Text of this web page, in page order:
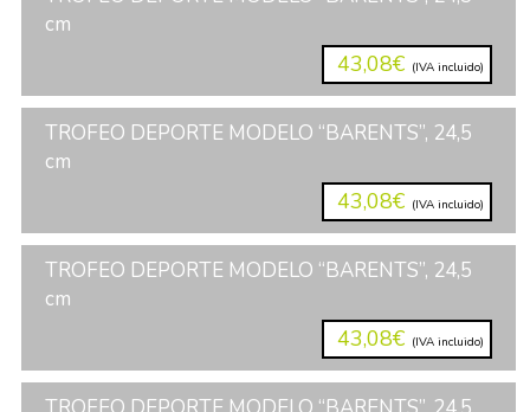
cm
43,08€ (IVA incluido)
TROFEO DEPORTE MODELO “BARENTS”, 24,5
cm
43,08€ (IVA incluido)
TROFEO DEPORTE MODELO “BARENTS”, 24,5
cm
43,08€ (IVA incluido)